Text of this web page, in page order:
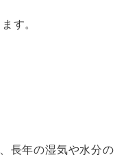
す。
長年の湿気や水分の